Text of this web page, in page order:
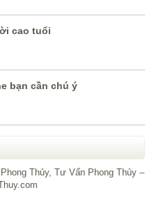
cao tuổi
bạn cần chú ý